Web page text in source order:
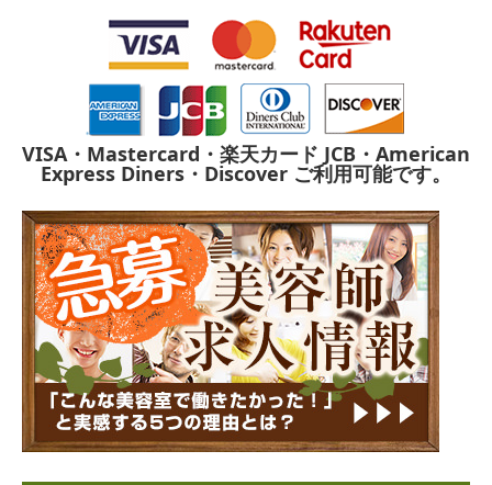
VISA・Mastercard・楽天カード JCB・American
Express Diners・Discover ご利用可能です。